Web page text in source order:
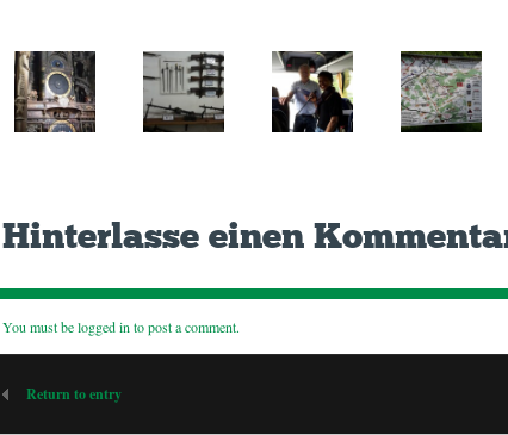
Hinterlasse einen
You must belogged into post a comment.
Return to entry